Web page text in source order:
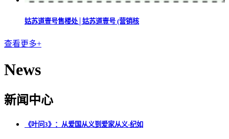
姑苏道壹号售楼处│姑苏道壹号 (营销核
查看更多+
News
新闻中心
《叶问3》：从爱国从义到爱家从义-纪如